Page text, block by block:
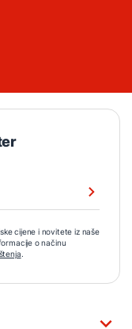
cijene i novitete iz naše
o načinu
.